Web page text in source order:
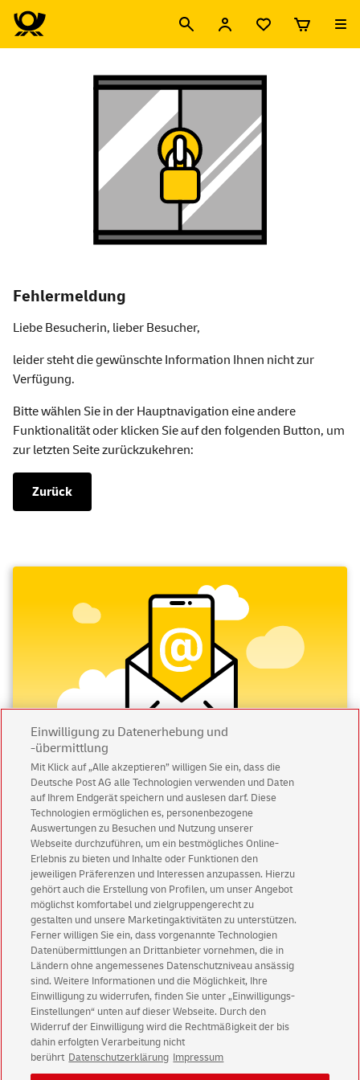
Fehlermeldung
Liebe Besucherin, lieber Besucher,
leider steht die gewünschte Information Ihnen nicht zur
Verfügung.
Bitte wählen Sie in der Hauptnavigation eine andere
Funktionalität oder klicken Sie auf den folgenden Button, um
zur letzten Seite zurückzukehren:
Zurück
Abonnieren Sie unseren Newsletter
Immer informiert über exklusive Angebote und
Aktionen - jetzt mit Vorteil
Privatkundensichern sich einen5 € Gutschein
für POSTSCAN!
Geschäftskundenerhalten einen5 € Gutschein
für Briefmarke individuell!
Zur Newsletter-Anmeldung
© Fri Aug 07 14:48:00 CEST 2026 Deutsche Post AG
Impressum
Datenschutz
Einwilligung zu Datenerhebung und
-übermittlung
Mit Klick auf „Alle akzeptieren” willigen Sie ein, dass die
Deutsche Post AG alle Technologien verwenden und Daten
auf Ihrem Endgerät speichern und auslesen darf. Diese
Technologien ermöglichen es, personenbezogene
Auswertungen zu Besuchen und Nutzung unserer
Webseite durchzuführen, um ein bestmögliches Online-
Erlebnis zu bieten und Inhalte oder Funktionen den
jeweiligen Präferenzen und Interessen anzupassen. Hierzu
gehört auch die Erstellung von Profilen, um unser Angebot
möglichst komfortabel und zielgruppengerecht zu
gestalten und unsere Marketingaktivitäten zu unterstützen.
Ferner willigen Sie ein, dass vorgenannte Technologien
Datenübermittlungen an Drittanbieter vornehmen, die in
Ländern ohne angemessenes Datenschutzniveau ansässig
sind. Weitere Informationen und die Möglichkeit, Ihre
Einwilligung zu widerrufen, finden Sie unter „Einwilligungs-
Einstellungen“ unten auf dieser Webseite. Durch den
Widerruf der Einwilligung wird die Rechtmäßigkeit der bis
dahin erfolgten Verarbeitung nicht
berührt Datenschutzerklärung Impressum